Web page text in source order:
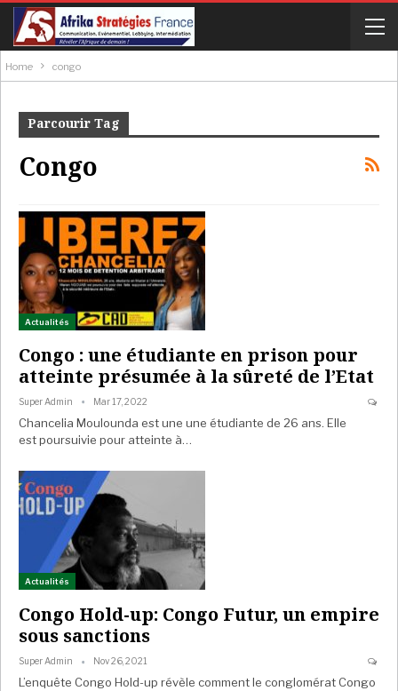
Home congo
Parcourir Tag
Congo
Actualités
Congo : une étudiante en prison pour
atteinte présumée à la sûreté de l’Etat
Super Admin Mar 17, 2022
Chancelia Moulounda est une une étudiante de 26 ans. Elle
est poursuivie pour atteinte à…
Actualités
Congo Hold-up: Congo Futur, un empire
sous sanctions
Super Admin Nov 26, 2021
L’enquête Congo Hold-up révèle comment le conglomérat Congo